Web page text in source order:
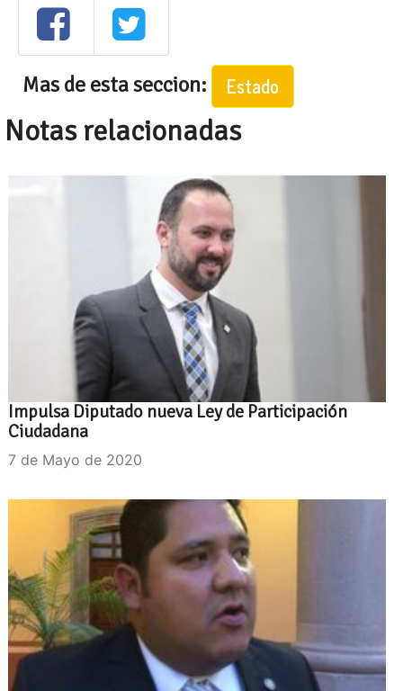
Mas de esta seccion: Estado
Notas relacionadas
Impulsa Diputado nueva Ley de Participación
Ciudadana
7 de Mayo de 2020